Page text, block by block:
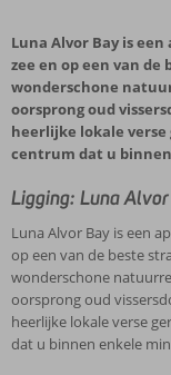
Luna Alvor Bay is
zee en op een van
wonderschone
oorsprong oud
heerlijke lokale
centrum dat u
Ligging: Luna
Luna Alvor Bay is een
op een van de beste
wonderschone
oorsprong oud
heerlijke lokale verse
dat u binnen enkele